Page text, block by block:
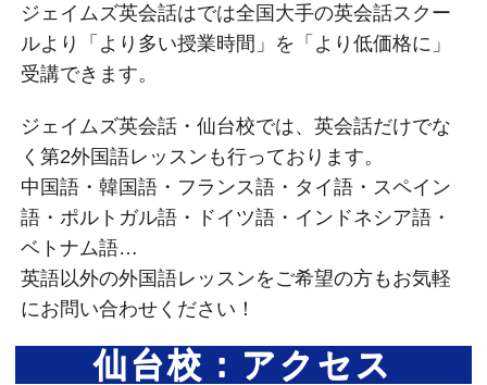
ジェイムズ英会話はでは全国大手の英会話スクー
ルより「より多い授業時間」を「より低価格に」
受講できます。
ジェイムズ英会話・仙台校では、英会話だけでな
く第2外国語レッスンも行っております。
中国語・韓国語・フランス語・タイ語・スペイン
語・ポルトガル語・ドイツ語・インドネシア語・
ベトナム語…
英語以外の外国語レッスンをご希望の方もお気軽
にお問い合わせください！
仙台校：アクセス